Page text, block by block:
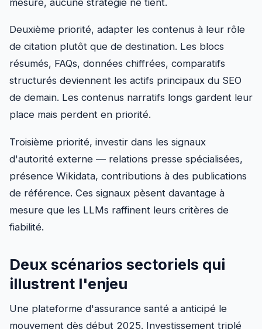
Deuxième priorité, adapter les contenus à leur rôle
de citation plutôt que de destination. Les blocs
résumés, FAQs, données chiffrées, comparatifs
structurés deviennent les actifs principaux du SEO
de demain. Les contenus narratifs longs gardent leur
place mais perdent en priorité.
Troisième priorité, investir dans les signaux
d'autorité externe — relations presse spécialisées,
présence Wikidata, contributions à des publications
de référence. Ces signaux pèsent davantage à
mesure que les LLMs raffinent leurs critères de
fiabilité.
Deux scénarios sectoriels qui
illustrent l'enjeu
Une plateforme d'assurance santé a anticipé le
mouvement dès début 2025. Investissement triplé